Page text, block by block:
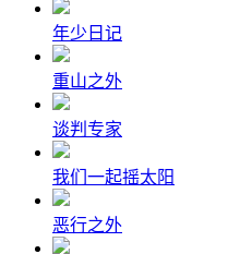
年少日记
重山之外
谈判专家
我们一起摇太阳
恶行之外